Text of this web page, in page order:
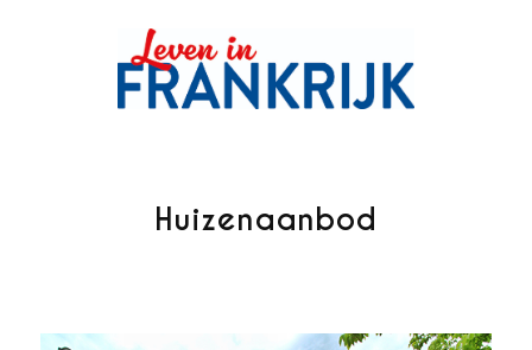
Huizenaanbod